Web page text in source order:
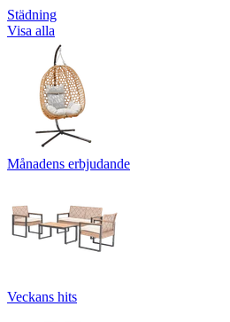
Städning
Visa alla
Månadens erbjudande
Veckans hits